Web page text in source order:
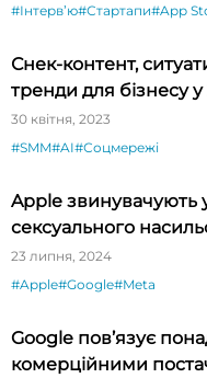
#Інтервʼю#Стартапи#App
Снек-контент,
тренди для бізнесу у
30 квітня, 2023
#SMM#AI#Соцмережі
Apple звинувачують
сексуального
23 липня, 2024
#Apple#Google#Meta
Google пов’язує
комерційними